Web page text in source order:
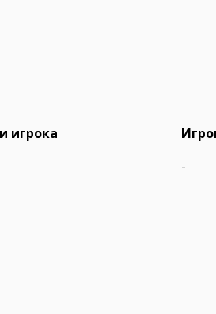
игрока
-